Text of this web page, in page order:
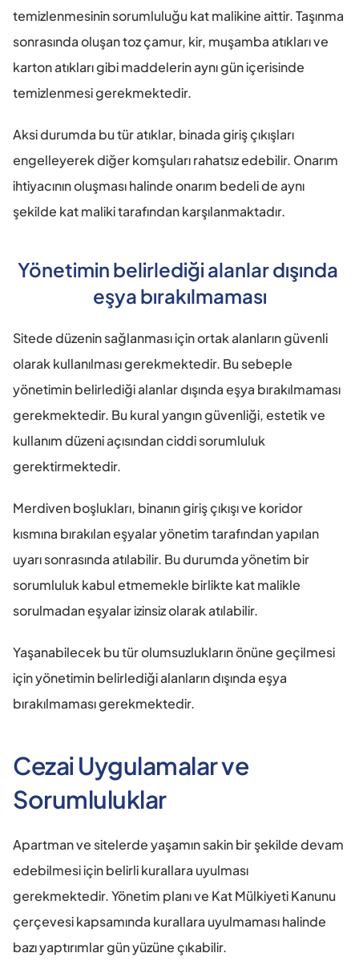
temizlenmesinin sorumluluğu kat malikine aittir. Taşınma
sonrasında oluşan toz çamur, kir, muşamba atıkları ve
karton atıkları gibi maddelerin aynı gün içerisinde
temizlenmesi gerekmektedir.
Aksi durumda bu tür atıklar, binada giriş çıkışları
engelleyerek diğer komşuları rahatsız edebilir. Onarım
ihtiyacının oluşması halinde onarım bedeli de aynı
şekilde kat maliki tarafından karşılanmaktadır.
Yönetimin belirlediği alanlar dışında
eşya bırakılmaması
Sitede düzenin sağlanması için ortak alanların güvenli
olarak kullanılması gerekmektedir. Bu sebeple
yönetimin belirlediği alanlar dışında eşya bırakılmaması
gerekmektedir. Bu kural yangın güvenliği, estetik ve
kullanım düzeni açısından ciddi sorumluluk
gerektirmektedir.
Merdiven boşlukları, binanın giriş çıkışı ve koridor
kısmına bırakılan eşyalar yönetim tarafından yapılan
uyarı sonrasında atılabilir. Bu durumda yönetim bir
sorumluluk kabul etmemekle birlikte kat malikle
sorulmadan eşyalar izinsiz olarak atılabilir.
Yaşanabilecek bu tür olumsuzlukların önüne geçilmesi
için yönetimin belirlediği alanların dışında eşya
bırakılmaması gerekmektedir.
Cezai Uygulamalar ve
Sorumluluklar
Apartman ve sitelerde yaşamın sakin bir şekilde devam
edebilmesi için belirli kurallara uyulması
gerekmektedir. Yönetim planı ve Kat Mülkiyeti Kanunu
çerçevesi kapsamında kurallara uyulmaması halinde
bazı yaptırımlar gün yüzüne çıkabilir.